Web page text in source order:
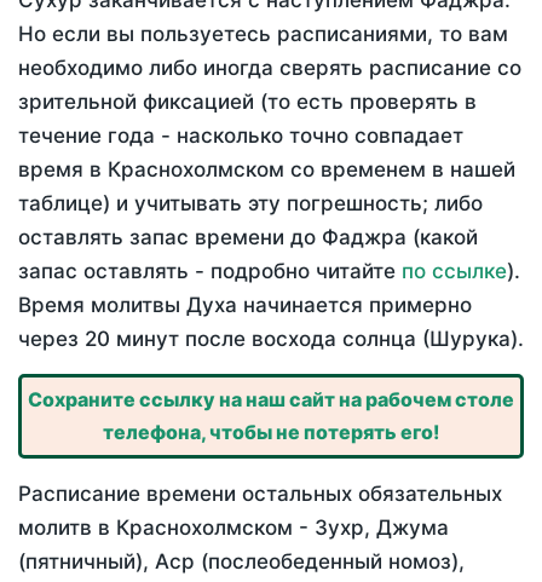
Но если вы пользуетесь расписаниями, то вам
необходимо либо иногда сверять расписание со
зрительной фиксацией (то есть проверять в
течение года - насколько точно совпадает
время в Краснохолмском со временем в нашей
таблице) и учитывать эту погрешность; либо
оставлять запас времени до Фаджра (какой
запас оставлять - подробно читайте по ссылке).
Время молитвы Духа начинается примерно
через 20 минут после восхода солнца (Шурука).
Сохраните ссылку на наш сайт на рабочем столе
телефона, чтобы не потерять его!
Расписание времени остальных обязательных
молитв в Краснохолмском - Зухр, Джума
(пятничный), Аср (послеобеденный номоз),